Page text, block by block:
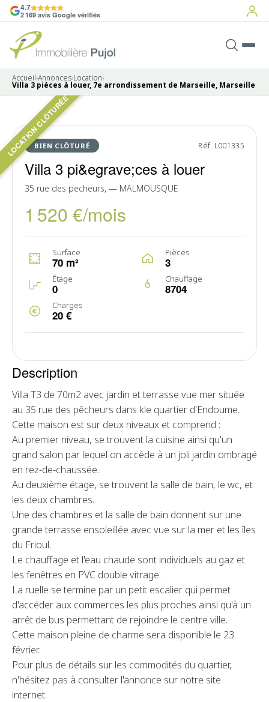
4.7
2 169 avis Google vérifiés
Accueil›Annonces›Location›
Villa 3 pièces à louer, 7e arrondissement de Marseille, Marseille
LOCATION CLÔTURÉE
BIEN CLÔTURÉ Réf. L001335
Villa 3 pi&egrave;ces à louer
35 rue des pecheurs, — MALMOUSQUE
1 520 €/mois
Surface
70 m²
Pièces
3
Étage
0
Chauffage
8704
Charges
20 €
LOUÉ
Description
Villa T3 de 70m2 avec jardin et terrasse vue mer située
au 35 rue des pêcheurs dans kle quartier d'Endoume.
Cette maison est sur deux niveaux et comprend :
Au premier niveau, se trouvent la cuisine ainsi qu'un
grand salon par lequel on accède à un joli jardin ombragé
en rez-de-chaussée.
Au deuxième étage, se trouvent la salle de bain, le wc, et
les deux chambres.
Une des chambres et la salle de bain donnent sur une
grande terrasse ensoleillée avec vue sur la mer et les îles
du Frioul.
Le chauffage et l'eau chaude sont individuels au gaz et
les fenêtres en PVC double vitrage.
La ruelle se termine par un petit escalier qui permet
d'accéder aux commerces les plus proches ainsi qu'à un
arrêt de bus permettant de rejoindre le centre ville.
Cette maison pleine de charme sera disponible le 23
février.
Pour plus de détails sur les commodités du quartier,
n'hésitez pas à consulter l'annonce sur notre site
internet.